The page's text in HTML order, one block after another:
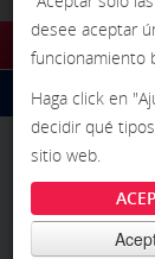
desee aceptar
funcionamiento
Haga click en
decidir qué
sitio web.
INFORMACIÓN
NOTICIAS
EVENTOS
Sunnen ofrece